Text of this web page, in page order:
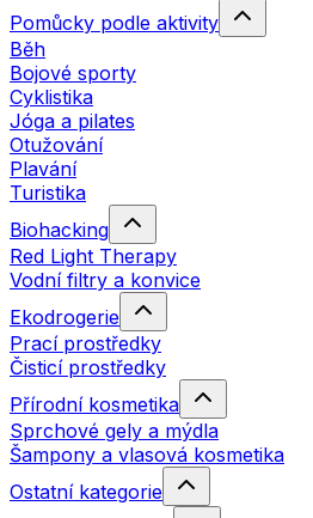
Pomůcky podle aktivity
Běh
Bojové sporty
Cyklistika
Jóga a pilates
Otužování
Plavání
Turistika
Biohacking
Red Light Therapy
Vodní filtry a konvice
Ekodrogerie
Prací prostředky
Čisticí prostředky
Přírodní kosmetika
Sprchové gely a mýdla
Šampony a vlasová kosmetika
Ostatní kategorie